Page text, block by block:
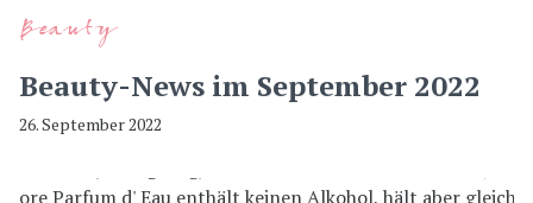
Beauty
Beauty-News im September 2022
26. September 2022